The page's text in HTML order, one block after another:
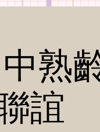
熟
誼